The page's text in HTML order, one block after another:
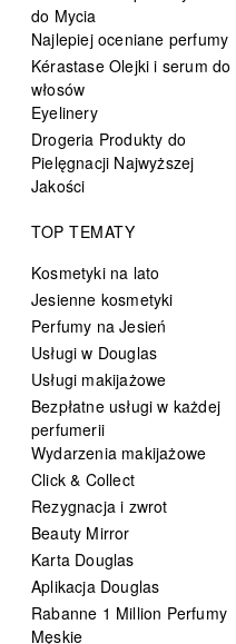
do Mycia
Najlepiej oceniane perfumy
Kérastase Olejki i serum do
włosów
Eyelinery
Drogeria Produkty do
Pielęgnacji Najwyższej
Jakości
TOP TEMATY
Kosmetyki na lato
Jesienne kosmetyki
Perfumy na Jesień
Usługi w Douglas
Usługi makijażowe
Bezpłatne usługi w każdej
perfumerii
Wydarzenia makijażowe
Click & Collect
Rezygnacja i zwrot
Beauty Mirror
Karta Douglas
Aplikacja Douglas
Rabanne 1 Million Perfumy
Męskie